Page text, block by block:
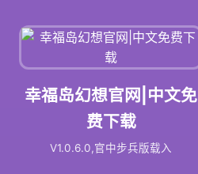
幸福岛幻想官网|中文免
费下载
V1.0.6.0,官中步兵版载入